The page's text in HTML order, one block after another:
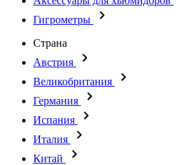
Гигрометры
Страна
Австрия
Великобритания
Германия
Испания
Италия
Китай